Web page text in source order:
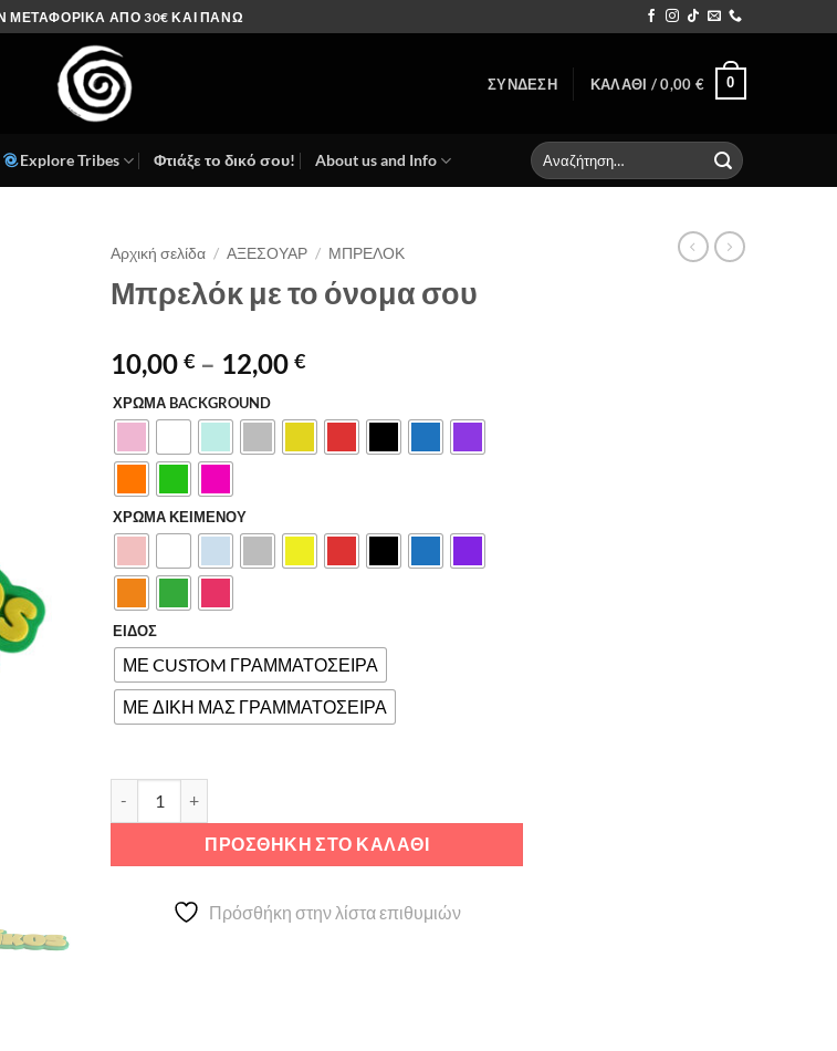
ΜΕΤΑΦΟΡΙΚΑ ΑΠΟ 30€ ΚΑΙ ΠΑΝΩ
ΣΎΝΔΕΣΗ ΚΑΛΆΘΙ /0,00 € 0
Explore Tribes Φτιάξε το δικό σου! About us and Info
Αναζήτηση
για:
Αρχική σελίδα / ΑΞΕΣΟΥΑΡ / ΜΠΡΕΛΟΚ
Μπρελόκ με το όνομα σου
10,00 € – 12,00 €Price
10,00 €
ΧΡΩΜΑ BACKGROUND
ΧΡΩΜΑ ΚΕΙΜΕΝΟΥ
ΕΙΔΟΣ
ΜΕ CUSTOM ΓΡΑΜΜΑΤΟΣΕΙΡΑ
ΜΕ ΔΙΚΗ ΜΑΣ ΓΡΑΜΜΑΤΟΣΕΙΡΑ
ΠΡΟΣΘΉΚΗ ΣΤΟ ΚΑΛΆΘΙ
Alternative:
Πρόσθήκη στην λίστα επιθυμιών